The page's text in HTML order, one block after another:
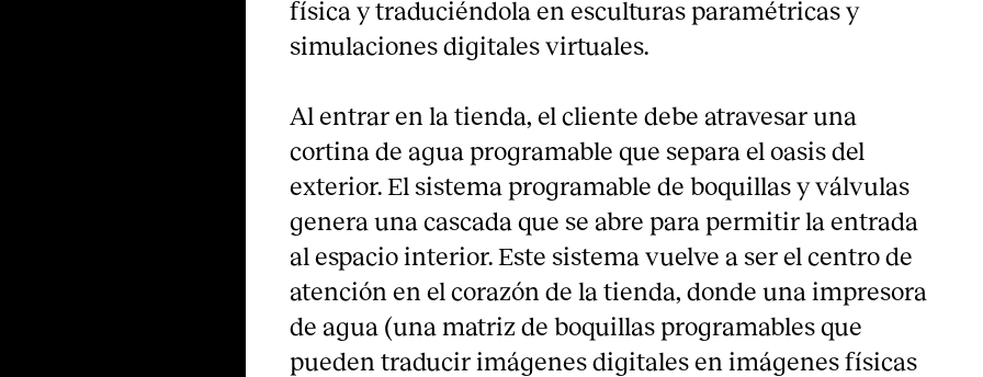
física y traduciéndola en esculturas paramétricas y
simulaciones digitales virtuales.
Al entrar en la tienda, el cliente debe atravesar una
cortina de agua programable que separa el oasis del
exterior. El sistema programable de boquillas y válvulas
genera una cascada que se abre para permitir la entrada
al espacio interior. Este sistema vuelve a ser el centro de
atención en el corazón de la tienda, donde una impresora
de agua (una matriz de boquillas programables que
pueden traducir imágenes digitales en imágenes físicas